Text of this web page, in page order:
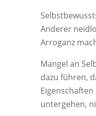
Anderer
Arroganz
Mangel an
dazu führen,
untergehen,